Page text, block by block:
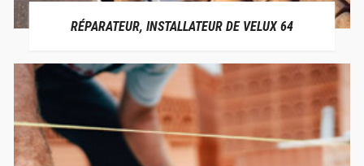
RÉPARATEUR, INSTALLATEUR DE VELUX 64